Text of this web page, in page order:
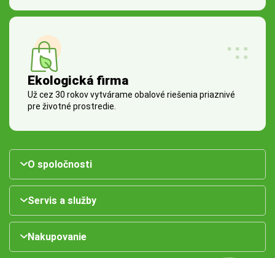
Ekologická firma
Už cez 30 rokov vytvárame obalové riešenia priaznivé
pre životné prostredie.
O spoločnosti
Servis a služby
Nakupovanie